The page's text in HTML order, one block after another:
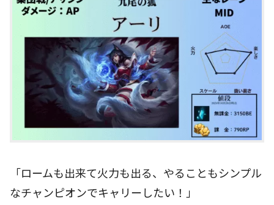
「ロームも出来て火力も出る、やることもシンプル
なチャンピオンでキャリーしたい！」